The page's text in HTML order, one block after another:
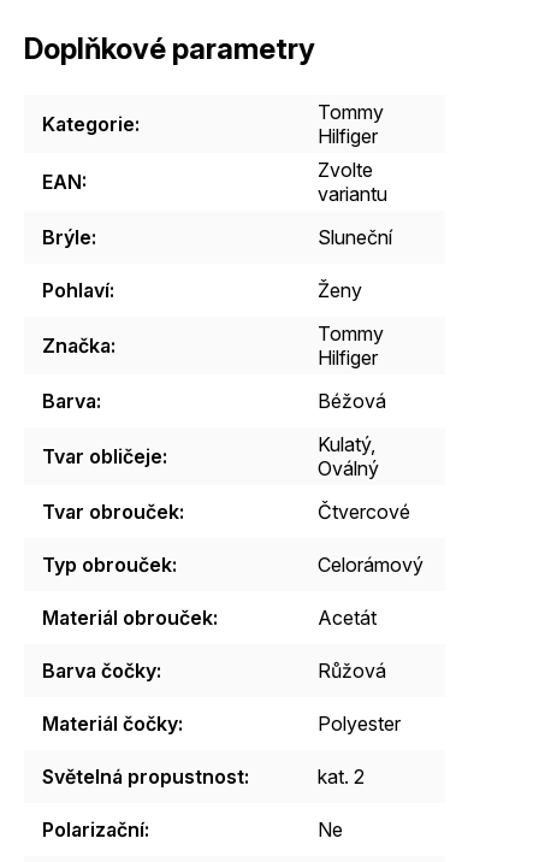
Doplňkové parametry
Kategorie:
Tommy
Hilfiger
EAN:
Zvolte
variantu
Brýle: Sluneční
Pohlaví: Ženy
Značka:
Tommy
Hilfiger
Barva: Béžová
Tvar obličeje: Kulatý,
Oválný
Tvar obrouček: Čtvercové
Typ obrouček: Celorámový
Materiál obrouček: Acetát
Barva čočky: Růžová
Materiál čočky: Polyester
Světelná propustnost: kat. 2
Polarizační: Ne